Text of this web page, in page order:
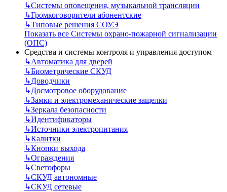
↳Системы оповещения, музыкальной трансляции
↳Громкоговорители абонентские
↳Типовые решения СОУЭ
Показать все Системы охрано-пожарной сигнализации
(ОПС)
Средства и системы контроля и управления доступом
↳Автоматика для дверей
↳Биометрические СКУД
↳Доводчики
↳Досмотровое оборудование
↳Замки и электромеханические защелки
↳Зеркала безопасности
↳Идентификаторы
↳Источники электропитания
↳Калитки
↳Кнопки выхода
↳Ограждения
↳Светофоры
↳СКУД автономные
↳СКУД сетевые